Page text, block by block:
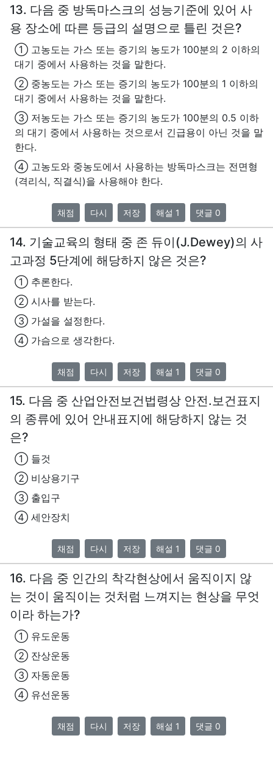
13. 다음 중 방독마스크의 성능기준에 있어 사
용 장소에 따른 등급의 설명으로 틀린 것은?
① 고농도는 가스 또는 증기의 농도가 100분의 2 이하의
대기 중에서 사용하는 것을 말한다.
② 중농도는 가스 또는 증기의 농도가 100분의 1 이하의
대기 중에서 사용하는 것을 말한다.
③ 저농도는 가스 또는 증기의 농도가 100분의 0.5 이하
의 대기 중에서 사용하는 것으로서 긴급용이 아닌 것을 말
한다.
④ 고농도와 중농도에서 사용하는 방독마스크는 전면형
(격리식, 직결식)을 사용해야 한다.
채점 다시 저장 해설 1 댓글 0
14. 기술교육의 형태 중 존 듀이(J.Dewey)의 사
고과정 5단계에 해당하지 않은 것은?
① 추론한다.
② 시사를 받는다.
③ 가설을 설정한다.
④ 가슴으로 생각한다.
채점 다시 저장 해설 1 댓글 0
15. 다음 중 산업안전보건법령상 안전.보건표지
의 종류에 있어 안내표지에 해당하지 않는 것
은?
① 들것
② 비상용기구
③ 출입구
④ 세안장치
채점 다시 저장 해설 1 댓글 0
16. 다음 중 인간의 착각현상에서 움직이지 않
는 것이 움직이는 것처럼 느껴지는 현상을 무엇
이라 하는가?
① 유도운동
② 잔상운동
③ 자동운동
④ 유선운동
채점 다시 저장 해설 1 댓글 0